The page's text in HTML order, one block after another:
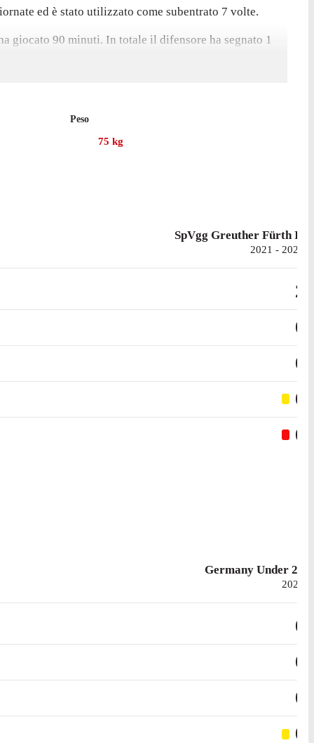
ed è stato utilizzato come subentrato 7 volte.
giocato 90 minuti. In totale il difensore ha segnato 1
Greuther Fürth, per un totale di 4 gol e 10 assist.
Peso
75 kg
SpVgg Greuther Fürth II
2021 - 2022
2
0
0
0
0
Germany Under 20
2020
0
0
0
0